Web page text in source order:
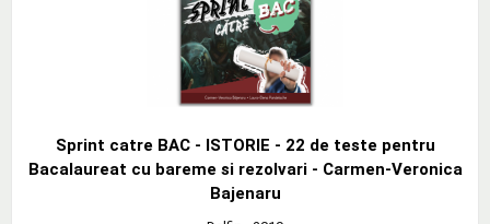
Sprint catre BAC - ISTORIE - 22 de teste pentru
Bacalaureat cu bareme si rezolvari - Carmen-Veronica
Bajenaru